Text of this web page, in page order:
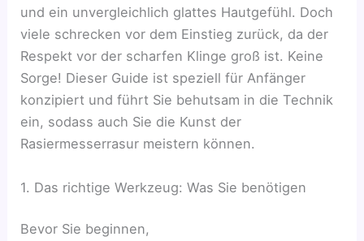
und ein unvergleichlich glattes Hautgefühl. Doch
viele schrecken vor dem Einstieg zurück, da der
Respekt vor der scharfen Klinge groß ist. Keine
Sorge! Dieser Guide ist speziell für Anfänger
konzipiert und führt Sie behutsam in die Technik
ein, sodass auch Sie die Kunst der
Rasiermesserrasur meistern können.
1. Das richtige Werkzeug: Was Sie benötigen
Bevor Sie beginnen,